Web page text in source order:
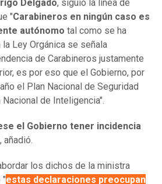
Delgado, siguió la línea de
"Carabineros en ningún caso es
autónomo tal como se ha
Ley Orgánica se señala
de Carabineros justamente
es por eso que el Gobierno, por
el Plan Nacional de Seguridad
de Inteligencia".
el Gobierno tener incidencia
añadió.
los dichos de la ministra
"estas declaraciones preocupan